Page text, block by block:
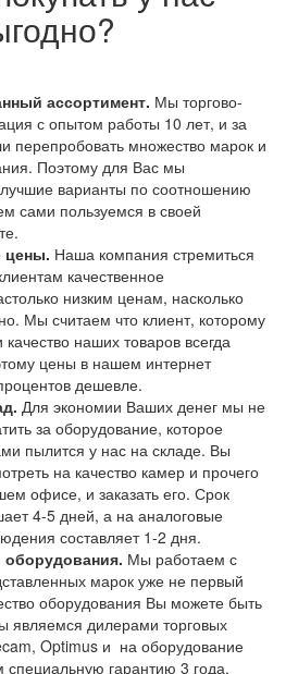
ассортимент. Мы торгово-
с опытом работы 10 лет, и за
перепробовать множество марок и
Поэтому для Вас мы
варианты по соотношению
сами пользуемся в своей
цены. Наша компания стремиться
качественное
низким ценам, насколько
Мы считаем что клиент, которому
наших товаров всегда
цены в нашем интернет
дешевле.
Для экономии Ваших денег мы не
за оборудование, которое
пылится у нас на складе. Вы
на качество камер и прочего
офисе, и заказать его. Срок
4-5 дней, а на аналоговые
составляет 1-2 дня.
оборудования. Мы работаем с
марок уже не первый
оборудования Вы можете быть
являемся дилерами торговых
Optimus и на оборудование
гарантию 3 года.